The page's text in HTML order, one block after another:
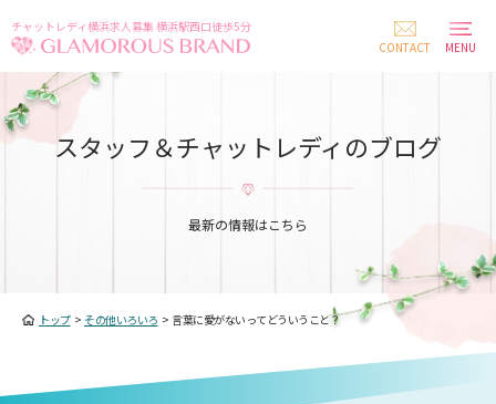
チャットレディ横浜求人募集 横浜駅西口徒歩5分
CONTACT
MENU
スタッフ＆チャットレディのブログ
最新の情報はこちら
トップ> その他いろいろ > 言葉に愛がないってどういうこと？